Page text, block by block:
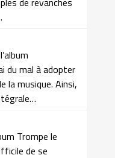
du mal à adopter
la musique. Ainsi,
Trompe le
de se